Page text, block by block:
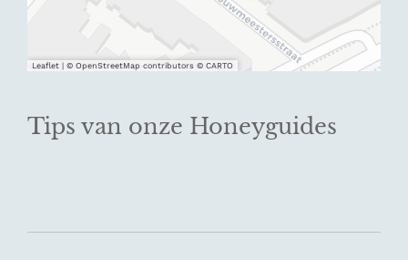
Tips van onze Honeyguides
Leaflet | © OpenStreetMap contributors © CARTO